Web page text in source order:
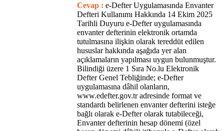
Cevap : e-Defter Uygulamasında Envanter
Defteri Kullanımı Hakkında 14 Ekim 2025
Tarihli Duyuru e-Defter uygulamasında
envanter defterinin elektronik ortamda
tutulmasına ilişkin olarak tereddüt edilen
hususlar hakkında aşağıda yer alan
açıklamaların yapılması uygun bulunmuştur.
Bilindiği üzere 1 Sıra No.lu Elektronik
Defter Genel Tebliğinde; e-Defter
uygulamasına dâhil olanların,
www.edefter.gov.tr adresinde format ve
standardı belirlenen envanter defterini isteğe
bağlı olarak e-Defter olarak tutabileceği,
Envanter defterinin hesap dönemi (özel